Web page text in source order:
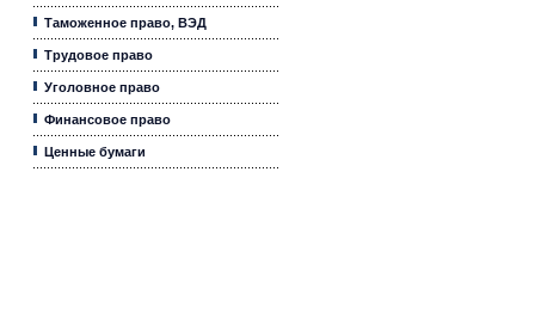
Таможенное право, ВЭД
Трудовое право
Уголовное право
Финансовое право
Ценные бумаги